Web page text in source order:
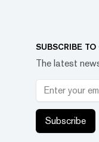
SUBSCRIBE TO
The latest
Subscribe